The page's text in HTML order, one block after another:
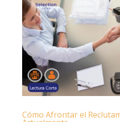
Cómo Afrontar el